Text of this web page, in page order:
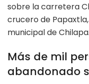
sobre la carretera
crucero de
municipal de Chilapa.
Más de mil
abandonado